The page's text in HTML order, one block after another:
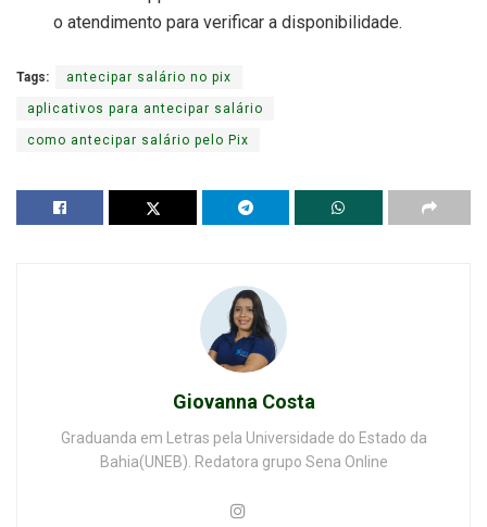
o atendimento para verificar a disponibilidade.
Tags: antecipar salário no pix
aplicativos para antecipar salário
como antecipar salário pelo Pix
Giovanna Costa
Graduanda em Letras pela Universidade do Estado da
Bahia(UNEB). Redatora grupo Sena Online